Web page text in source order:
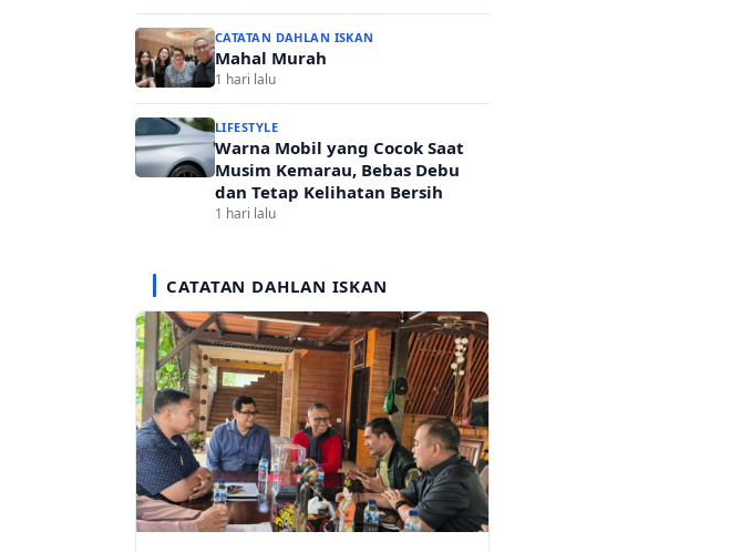
CATATAN DAHLAN ISKAN
Mahal Murah
1 hari lalu
LIFESTYLE
Warna Mobil yang Cocok Saat
Musim Kemarau, Bebas Debu
dan Tetap Kelihatan Bersih
1 hari lalu
CATATAN DAHLAN ISKAN